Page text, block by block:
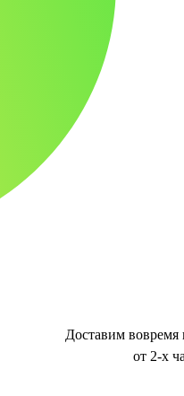
Доставим вовремя
от 2-х